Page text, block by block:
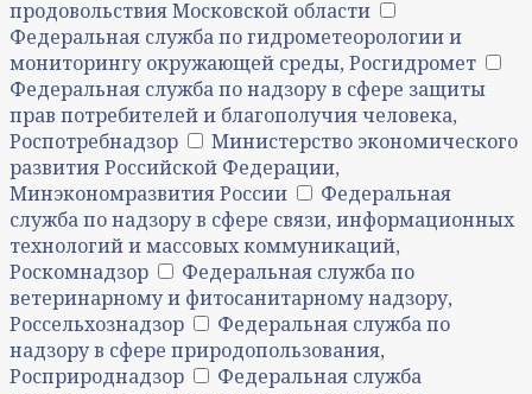
продовольствия Московской области
Федеральная служба по гидрометеорологии и
мониторингу окружающей среды, Росгидромет
Федеральная служба по надзору в сфере защиты
прав потребителей и благополучия человека,
Роспотребнадзор
Министерство экономического
развития Российской Федерации,
Минэкономразвития России
Федеральная
служба по надзору в сфере связи, информационных
технологий и массовых коммуникаций,
Роскомнадзор
Федеральная служба по
ветеринарному и фитосанитарному надзору,
Россельхознадзор
Федеральная служба по
надзору в сфере природопользования,
Росприроднадзор
Федеральная служба